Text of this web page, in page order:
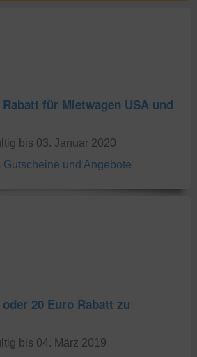
für Mietwagen USA und
bis 03. Januar 2020
und Angebote
20 Euro Rabatt zu
bis 04. März 2019